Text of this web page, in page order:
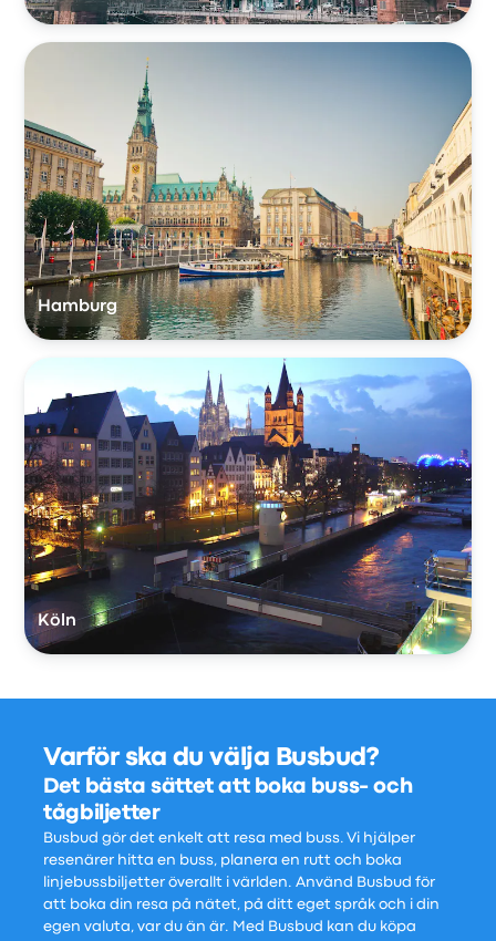
Hamburg
Köln
Varför ska du välja Busbud?
Det bästa sättet att boka buss- och
tågbiljetter
Busbud gör det enkelt att resa med buss. Vi hjälper
resenärer hitta en buss, planera en rutt och boka
linjebussbiljetter överallt i världen. Använd Busbud för
att boka din resa på nätet, på ditt eget språk och i din
egen valuta, var du än är. Med Busbud kan du köpa